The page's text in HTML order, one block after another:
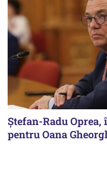
Ștefan-Radu Oprea,
pentru Oana